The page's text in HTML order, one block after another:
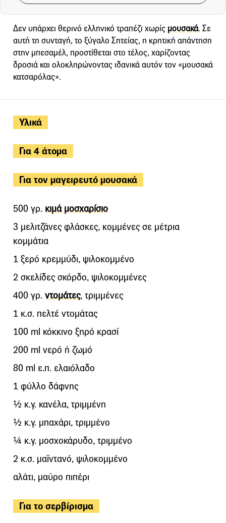
Υλικά
Για 4 άτομα
Για τον μαγειρευτό μουσακά
500 γρ. κιμά μοσχαρίσιο
3 μελιτζάνες φλάσκες, κομμένες σε μέτρια
κομμάτια
1 ξερό κρεμμύδι, ψιλοκομμένο
2 σκελίδες σκόρδο, ψιλοκομμένες
400 γρ. ντομάτες, τριμμένες
1 κ.σ. πελτέ ντομάτας
100 ml κόκκινο ξηρό κρασί
200 ml νερό ή ζωμό
80 ml ε.π. ελαιόλαδο
1 φύλλο δάφνης
½ κ.γ. κανέλα, τριμμένη
½ κ.γ. μπαχάρι, τριμμένο
¼ κ.γ. μοσχοκάρυδο, τριμμένο
2 κ.σ. μαϊντανό, ψιλοκομμένο
αλάτι, μαύρο πιπέρι
Για το σερβίρισμα
Δεν υπάρχει θερινό ελληνικό τραπέζι χωρίς μουσακά. Σε
αυτή τη συνταγή, το ξύγαλο Σητείας, η κρητική απάντηση
στην μπεσαμέλ, προστίθεται στο τέλος, χαρίζοντας
δροσιά και ολοκληρώνοντας ιδανικά αυτόν τον «μουσακά
κατσαρόλας».